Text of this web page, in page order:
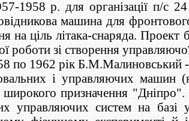
1958 р. для організації п/с
машина для
на ціль літака-снаряда.
роботи зі створення
по 1962 рік Б.М.Малиновський -
і управляючих машин
призначення "Дніпро".
управляючих систем на базі